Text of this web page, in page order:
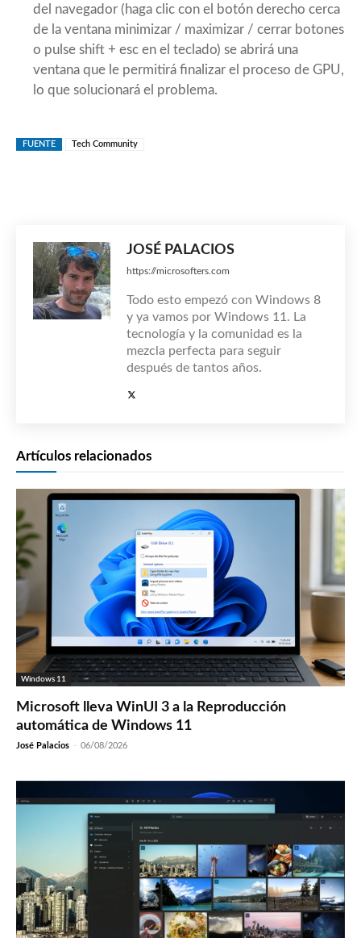
del navegador (haga clic con el botón derecho cerca
de la ventana minimizar / maximizar / cerrar botones
o pulse shift + esc en el teclado) se abrirá una
ventana que le permitirá finalizar el proceso de GPU,
lo que solucionará el problema.
FUENTE Tech Community
JOSÉ PALACIOS
https://microsofters.com
Todo esto empezó con Windows 8
y ya vamos por Windows 11. La
tecnología y la comunidad es la
mezcla perfecta para seguir
después de tantos años.
Artículos relacionados
Windows 11
Microsoft lleva WinUI 3 a la Reproducción
automática de Windows 11
José Palacios - 06/08/2026